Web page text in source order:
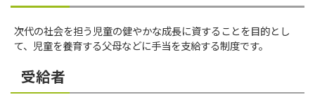
次代の社会を担う児童の健やかな成長に資することを目的とし
て、児童を養育する父母などに手当を支給する制度です。
受給者